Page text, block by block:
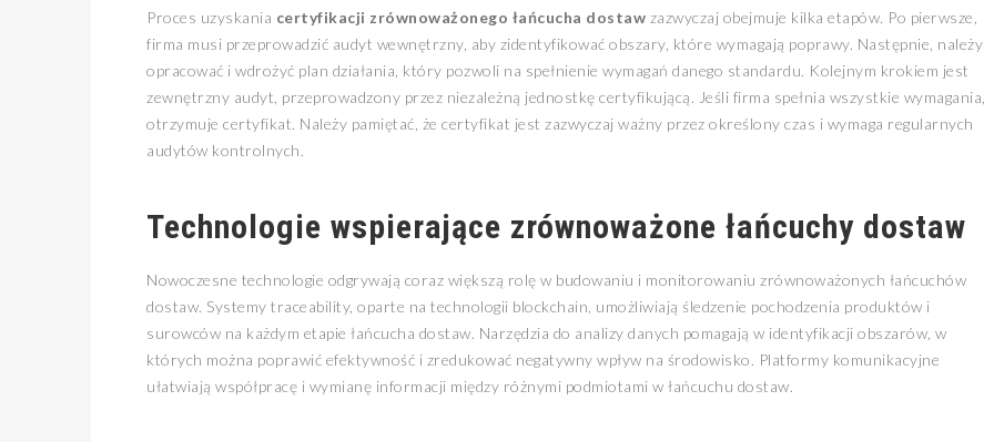
Proces uzyskania certyfikacji zrównoważonego łańcucha dostaw zazwyczaj obejmuje kilka etapów. Po pierwsze,
firma musi przeprowadzić audyt wewnętrzny, aby zidentyfikować obszary, które wymagają poprawy. Następnie, należy
opracować i wdrożyć plan działania, który pozwoli na spełnienie wymagań danego standardu. Kolejnym krokiem jest
zewnętrzny audyt, przeprowadzony przez niezależną jednostkę certyfikującą. Jeśli firma spełnia wszystkie wymagania,
otrzymuje certyfikat. Należy pamiętać, że certyfikat jest zazwyczaj ważny przez określony czas i wymaga regularnych
audytów kontrolnych.
Technologie wspierające zrównoważone łańcuchy dostaw
Nowoczesne technologie odgrywają coraz większą rolę w budowaniu i monitorowaniu zrównoważonych łańcuchów
dostaw. Systemy traceability, oparte na technologii blockchain, umożliwiają śledzenie pochodzenia produktów i
surowców na każdym etapie łańcucha dostaw. Narzędzia do analizy danych pomagają w identyfikacji obszarów, w
których można poprawić efektywność i zredukować negatywny wpływ na środowisko. Platformy komunikacyjne
ułatwiają współpracę i wymianę informacji między różnymi podmiotami w łańcuchu dostaw.